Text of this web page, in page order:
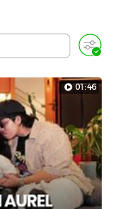
01:46